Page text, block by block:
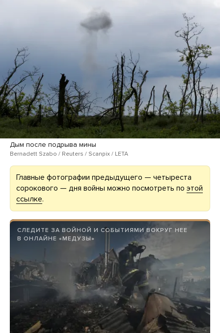
Дым после подрыва мины
Bernadett Szabo / Reuters / Scanpix / LETA
Главные фотографии предыдущего — четыреста
сорокового — дня войны можно посмотреть по этой
ссылке.
СЛЕДИТЕ ЗА ВОЙНОЙ И СОБЫТИЯМИ ВОКРУГ НЕЕ
В ОНЛАЙНЕ «МЕДУЗЫ»